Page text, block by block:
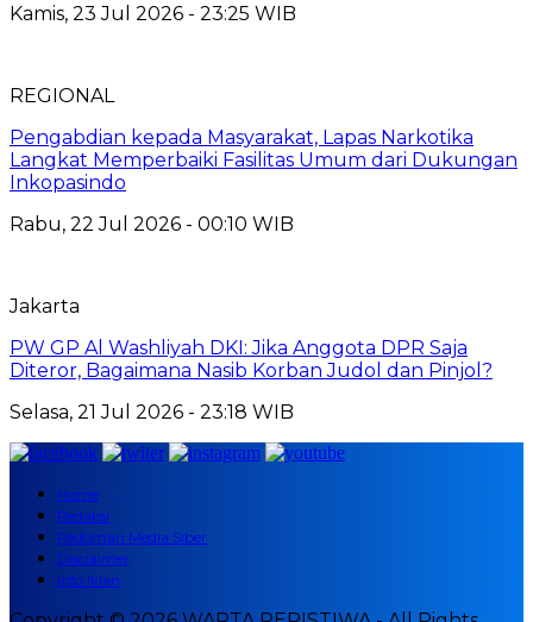
Kamis, 23 Jul 2026 - 23:25 WIB
REGIONAL
Pengabdian kepada Masyarakat, Lapas Narkotika
Langkat Memperbaiki Fasilitas Umum dari Dukungan
Inkopasindo
Rabu, 22 Jul 2026 - 00:10 WIB
Jakarta
PW GP Al Washliyah DKI: Jika Anggota DPR Saja
Diteror, Bagaimana Nasib Korban Judol dan Pinjol?
Selasa, 21 Jul 2026 - 23:18 WIB
Home
Redaksi
Pedoman Media Siber
Disclaimer
Info Iklan